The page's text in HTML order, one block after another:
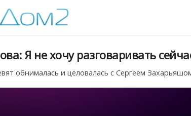
Я не хочу разговаривать
обнималась и целовалась с Сергеем